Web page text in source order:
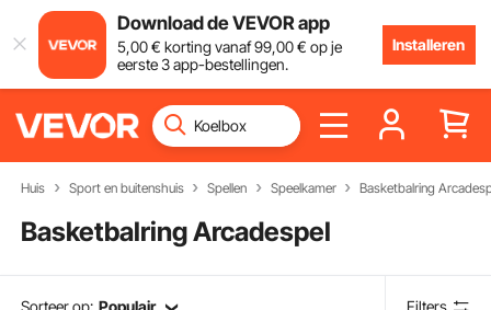
Download de VEVOR app
5,00€ korting vanaf99,00€ op je
eerste 3 app-bestellingen.
Installeren
Huis Sport en buitenshuis Spellen Speelkamer Basketbalring
Basketbalring Arcadespel
Sorteer op: Populair Filters